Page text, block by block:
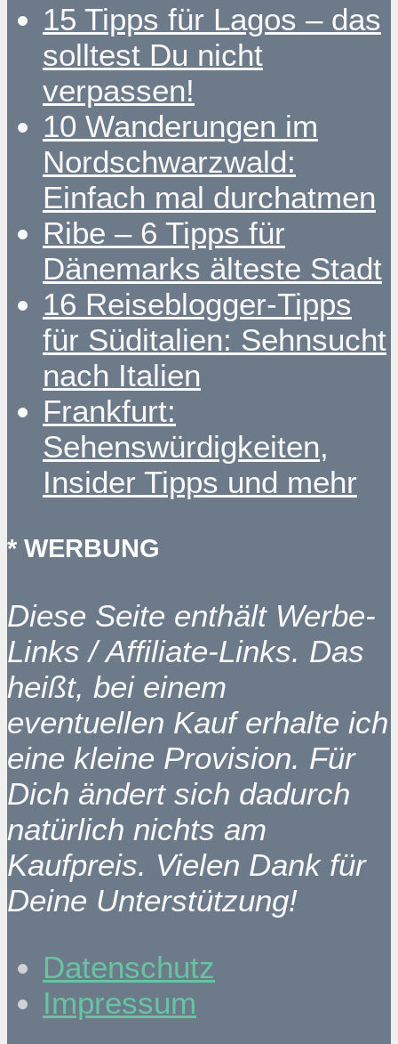
15 Tipps für Lagos – das
solltest Du nicht
verpassen!
10 Wanderungen im
Nordschwarzwald:
Einfach mal durchatmen
Ribe – 6 Tipps für
Dänemarks älteste Stadt
16 Reiseblogger-Tipps
für Süditalien: Sehnsucht
nach Italien
Frankfurt:
Sehenswürdigkeiten,
Insider Tipps und mehr
* WERBUNG
Diese Seite enthält Werbe-
Links / Affiliate-Links. Das
heißt, bei einem
eventuellen Kauf erhalte ich
eine kleine Provision. Für
Dich ändert sich dadurch
natürlich nichts am
Kaufpreis. Vielen Dank für
Deine Unterstützung!
Datenschutz
Impressum